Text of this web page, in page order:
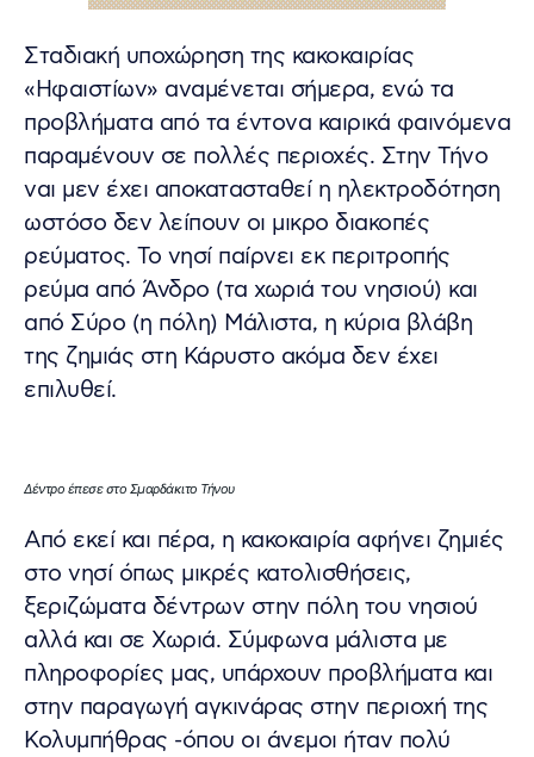
Σταδιακή υποχώρηση της κακοκαιρίας
«Ηφαιστίων» αναμένεται σήμερα, ενώ τα
προβλήματα από τα έντονα καιρικά φαινόμενα
παραμένουν σε πολλές περιοχές. Στην Τήνο
ναι μεν έχει αποκατασταθεί η ηλεκτροδότηση
ωστόσο δεν λείπουν οι μικρο διακοπές
ρεύματος. Το νησί παίρνει εκ περιτροπής
ρεύμα από Άνδρο (τα χωριά του νησιού) και
από Σύρο (η πόλη) Μάλιστα, η κύρια βλάβη
της ζημιάς στη Κάρυστο ακόμα δεν έχει
επιλυθεί.
Δέντρο έπεσε στο Σμαρδάκιτο Τήνου
Από εκεί και πέρα, η κακοκαιρία αφήνει ζημιές
στο νησί όπως μικρές κατολισθήσεις,
ξεριζώματα δέντρων στην πόλη του νησιού
αλλά και σε Χωριά. Σύμφωνα μάλιστα με
πληροφορίες μας, υπάρχουν προβλήματα και
στην παραγωγή αγκινάρας στην περιοχή της
Κολυμπήθρας -όπου οι άνεμοι ήταν πολύ